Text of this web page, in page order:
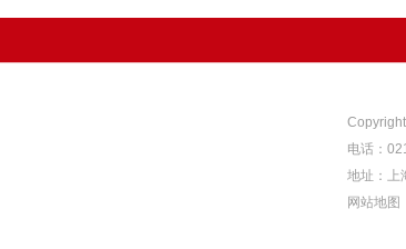
电话：
地址：上
网站地图